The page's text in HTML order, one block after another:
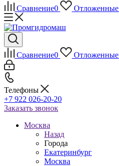
Сравнение0 Отложенные
Сравнение0 Отложенные
Телефоны
+7 922 026-20-20
Заказать звонок
Москва
Назад
Города
Екатеринбург
Москва